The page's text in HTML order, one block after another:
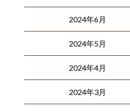
2024年6月
2024年5月
2024年4月
2024年3月